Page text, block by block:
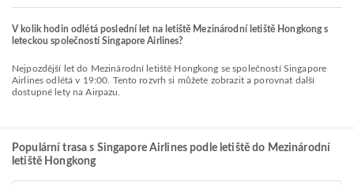
V kolik hodin odlétá poslední let na letiště Mezinárodní letiště Hongkong s
leteckou společností Singapore Airlines?
Nejpozdější let do Mezinárodní letiště Hongkong se společností Singapore
Airlines odlétá v 19:00. Tento rozvrh si můžete zobrazit a porovnat další
dostupné lety na Airpazu.
Populární trasa s Singapore Airlines podle letiště do Mezinárodní
letiště Hongkong